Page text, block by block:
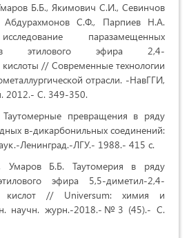
Б.Б., Якимович С.И., Севинчов
С.Ф., Парпиев Н.А.
паразамещенных
этилового эфира 2,4-
// Современные технологии
отрасли. -НавГГИ,
2012.- С. 349-350.
превращения в ряду
в-дикарбонильных соединений:
Ленинград.-ЛГУ.- 1988.- 415 с.
Умаров Б.Б. Таутомерия в ряду
эфира 5,5-диметил-2,4-
кислот // Universum: химия и
научн. журн.-2018.-№3 (45).- C.